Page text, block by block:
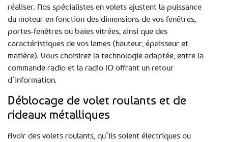
réaliser. Nos spécialistes en volets ajustent la puissance
du moteur en fonction des dimensions de vos fenêtres,
portes-fenêtres ou baies vitrées, ainsi que des
caractéristiques de vos lames (hauteur, épaisseur et
matière). Vous choisirez la technologie adaptée, entre la
commande radio et la radio IO offrant un retour
d’information.
Déblocage de volet roulants et de
rideaux métalliques
Avoir des volets roulants, qu’ils soient électriques ou